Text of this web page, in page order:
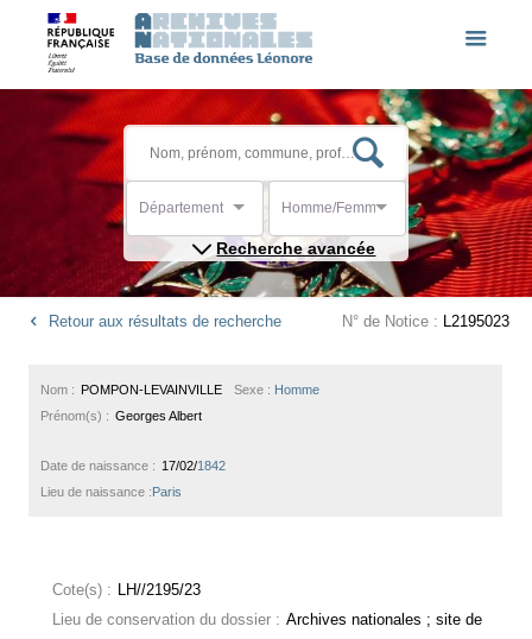
Département Homme/Femme
Recherche avancée
Retour aux résultats de recherche N° de Notice : L2195023
Sexe : Homme
Nom : POMPON-LEVAINVILLE
Prénom(s) : Georges Albert
Date de naissance : 17/02/1842
Lieu de naissance :Paris
Cote(s) : LH//2195/23
Lieu de conservation du dossier : Archives nationales ; site de